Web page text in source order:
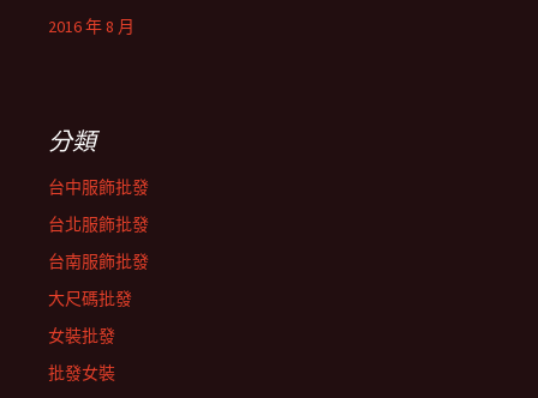
2016 年 8 月
分類
台中服飾批發
台北服飾批發
台南服飾批發
大尺碼批發
女裝批發
批發女裝